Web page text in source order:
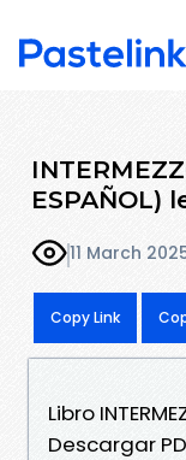
ESPAÑOL)
11 March
Copy Link
Libro
Descargar